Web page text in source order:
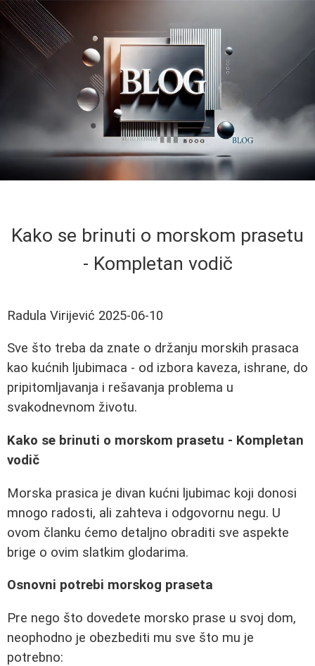
Kako se brinuti o morskom prasetu
- Kompletan vodič
Radula Virijević 2025-06-10
Sve što treba da znate o držanju morskih prasaca
kao kućnih ljubimaca - od izbora kaveza, ishrane, do
pripitomljavanja i rešavanja problema u
svakodnevnom životu.
Kako se brinuti o morskom prasetu - Kompletan
vodič
Morska prasica je divan kućni ljubimac koji donosi
mnogo radosti, ali zahteva i odgovornu negu. U
ovom članku ćemo detaljno obraditi sve aspekte
brige o ovim slatkim glodarima.
Osnovni potrebi morskog praseta
Pre nego što dovedete morsko prase u svoj dom,
neophodno je obezbediti mu sve što mu je
potrebno: